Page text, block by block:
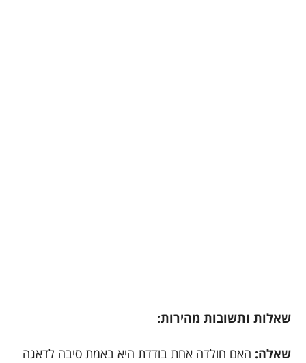
שאלות ותשובות מהירות:
שאלה: האם חולדה אחת בודדת היא באמת סיבה לדאגה